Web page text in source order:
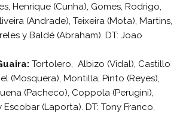
Henrique (Cunha), Gomes, Rodrigo,
(Andrade), Teixeira (Mota), Martins,
y Baldé (Abraham). DT: Joao
Tortolero, Albizo (Vidal), Castillo
(Mosquera), Montilla; Pinto (Reyes),
(Pacheco), Coppola (Perugini),
Escobar (Laporta). DT: Tony Franco.